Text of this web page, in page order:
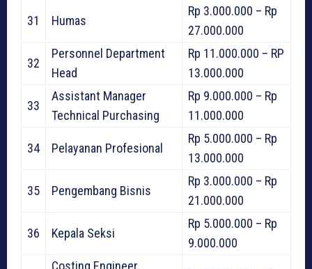
31 Humas
Rp 3.000.000 – Rp
27.000.000
32
Personnel Department
Head
Rp 11.000.000 – RP
13.000.000
33
Assistant Manager
Technical Purchasing
Rp 9.000.000 – Rp
11.000.000
34 Pelayanan Profesional
Rp 5.000.000 – Rp
13.000.000
35 Pengembang Bisnis
Rp 3.000.000 – Rp
21.000.000
36 Kepala Seksi
Rp 5.000.000 – Rp
9.000.000
Costing Engineer,